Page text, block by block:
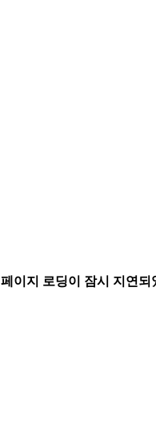
페이지 로딩이 잠시 지연